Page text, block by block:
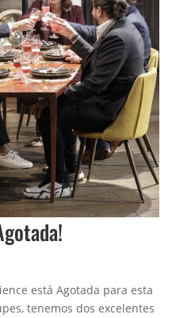
está Agotada para esta
tenemos dos excelentes